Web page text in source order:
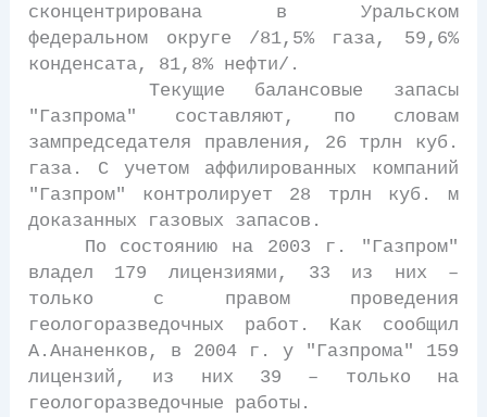
сконцентрирована в Уральском
федеральном округе /81,5% газа, 59,6%
конденсата, 81,8% нефти/.
Текущие балансовые запасы
"Газпрома" составляют, по словам
зампредседателя правления, 26 трлн куб.
газа. С учетом аффилированных компаний
"Газпром" контролирует 28 трлн куб. м
доказанных газовых запасов.
По состоянию на 2003 г. "Газпром"
владел 179 лицензиями, 33 из них –
только с правом проведения
геологоразведочных работ. Как сообщил
А.Ананенков, в 2004 г. у "Газпрома" 159
лицензий, из них 39 – только на
геологоразведочные работы.